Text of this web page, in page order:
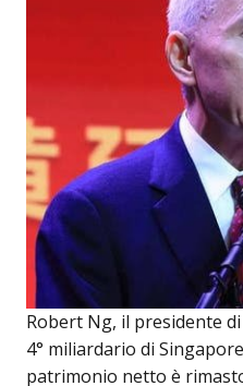
Robert Ng, il presidente
4° miliardario di
patrimonio netto è